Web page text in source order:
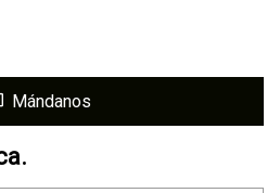
Mándanos